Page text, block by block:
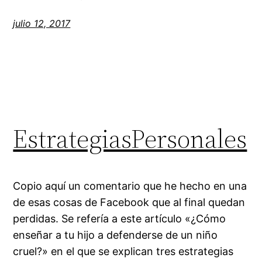
julio 12, 2017
EstrategiasPersonales
Copio aquí un comentario que he hecho en una
de esas cosas de Facebook que al final quedan
perdidas. Se refería a este artículo «¿Cómo
enseñar a tu hijo a defenderse de un niño
cruel?» en el que se explican tres estrategias